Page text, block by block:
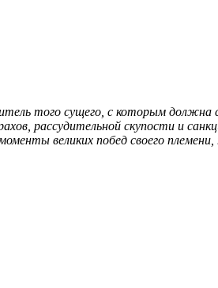
того сущего, с которым
рассудительной скупости и
великих побед своего племени,